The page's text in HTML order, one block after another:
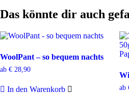
Das könnte dir auch
WoolPant – so bequem nachts
ab € 28,90
In den Warenkorb ab